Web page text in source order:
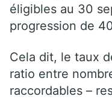
éligibles au 30
progression de
Cela dit, le taux
ratio entre
raccordables –